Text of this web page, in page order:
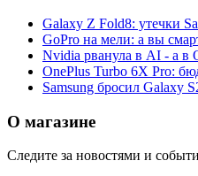
Galaxy Z Fold8: утечки
GoPro на мели: а вы
Nvidia рванула в AI - а
OnePlus Turbo 6X Pro:
Samsung бросил Galaxy
О магазине
Следите за новостями и